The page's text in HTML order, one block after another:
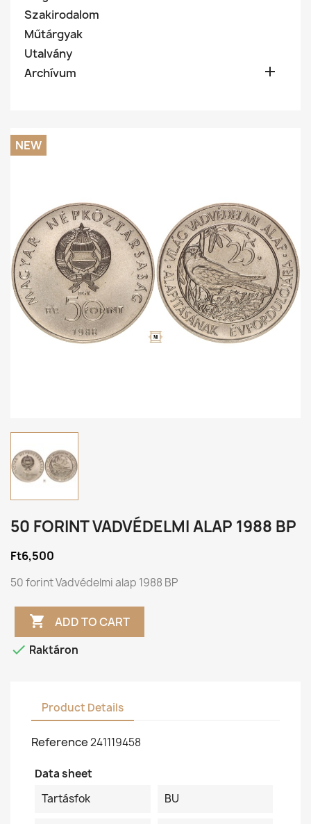
Szakirodalom
Műtárgyak
Utalvány
Archívum

NEW
50 FORINT VADVÉDELMI ALAP 1988 BP
Ft6,500
50 forint Vadvédelmi alap 1988 BP
 ADD TO CART
 Raktáron
Product Details
Reference241119458
Data sheet
Tartásfok
BU